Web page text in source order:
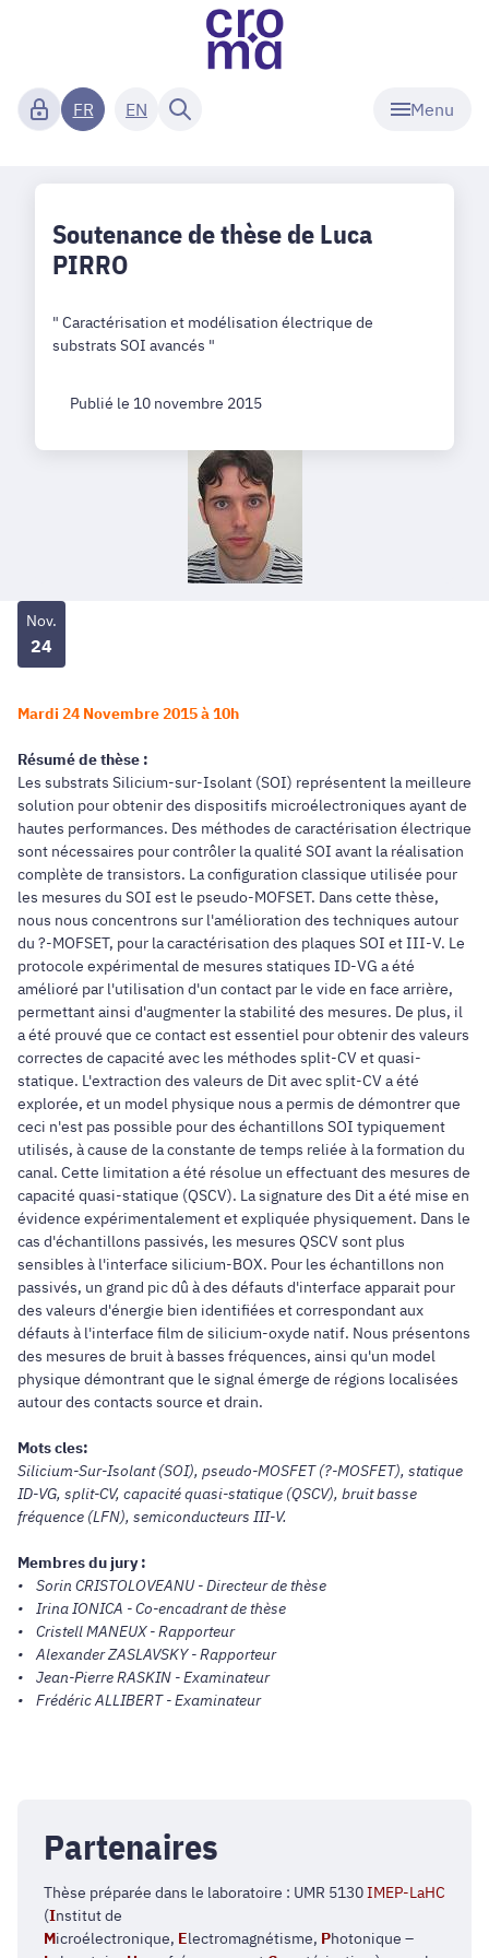
Menu
FR EN
Soutenance de thèse de Luca
PIRRO
" Caractérisation et modélisation électrique de
substrats SOI avancés "
Publié le 10 novembre 2015
Nov.
24
Mardi 24 Novembre 2015 à 10h
Résumé de thèse :
Les substrats Silicium-sur-Isolant (SOI) représentent la meilleure
solution pour obtenir des dispositifs microélectroniques ayant de
hautes performances. Des méthodes de caractérisation électrique
sont nécessaires pour contrôler la qualité SOI avant la réalisation
complète de transistors. La configuration classique utilisée pour
les mesures du SOI est le pseudo-MOFSET. Dans cette thèse,
nous nous concentrons sur l'amélioration des techniques autour
du ?-MOFSET, pour la caractérisation des plaques SOI et III-V. Le
protocole expérimental de mesures statiques ID-VG a été
amélioré par l'utilisation d'un contact par le vide en face arrière,
permettant ainsi d'augmenter la stabilité des mesures. De plus, il
a été prouvé que ce contact est essentiel pour obtenir des valeurs
correctes de capacité avec les méthodes split-CV et quasi-
statique. L'extraction des valeurs de Dit avec split-CV a été
explorée, et un model physique nous a permis de démontrer que
ceci n'est pas possible pour des échantillons SOI typiquement
utilisés, à cause de la constante de temps reliée à la formation du
canal. Cette limitation a été résolue un effectuant des mesures de
capacité quasi-statique (QSCV). La signature des Dit a été mise en
évidence expérimentalement et expliquée physiquement. Dans le
cas d'échantillons passivés, les mesures QSCV sont plus
sensibles à l'interface silicium-BOX. Pour les échantillons non
passivés, un grand pic dû à des défauts d'interface apparait pour
des valeurs d'énergie bien identifiées et correspondant aux
défauts à l'interface film de silicium-oxyde natif. Nous présentons
des mesures de bruit à basses fréquences, ainsi qu'un model
physique démontrant que le signal émerge de régions localisées
autour des contacts source et drain.
Mots cles:
Silicium-Sur-Isolant (SOI), pseudo-MOSFET (?-MOSFET), statique
ID-VG, split-CV, capacité quasi-statique (QSCV), bruit basse
fréquence (LFN), semiconducteurs III-V.
Membres du jury :
• Sorin CRISTOLOVEANU - Directeur de thèse
• Irina IONICA - Co-encadrant de thèse
• Cristell MANEUX - Rapporteur
• Alexander ZASLAVSKY - Rapporteur
• Jean-Pierre RASKIN - Examinateur
• Frédéric ALLIBERT - Examinateur
Partenaires
Thèse préparée dans le laboratoire : UMR 5130IMEP-LaHC
(Institut de
Microélectronique, Electromagnétisme, Photonique –